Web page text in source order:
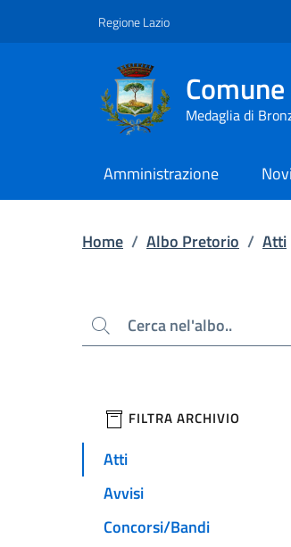
Regione Lazio
Medaglia di
Amministrazione
Home / Albo Pretorio / Atti
Cerca
filtri da
FILTRA ARCHIVIO
Atti
Avvisi
Concorsi/Bandi